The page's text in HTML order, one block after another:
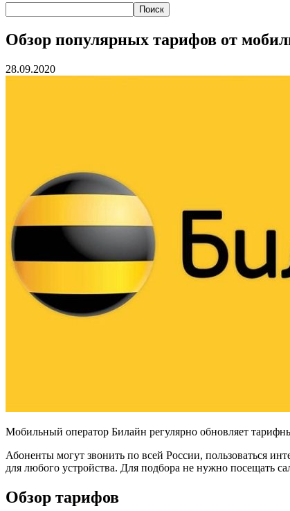
Обзор популярных тарифов от
28.09.2020
Мобильный оператор Билайн регулярно обновляет
Абоненты могут звонить по всей России, пользоваться
для любого устройства. Для подбора не нужно посещать
Обзор тарифов